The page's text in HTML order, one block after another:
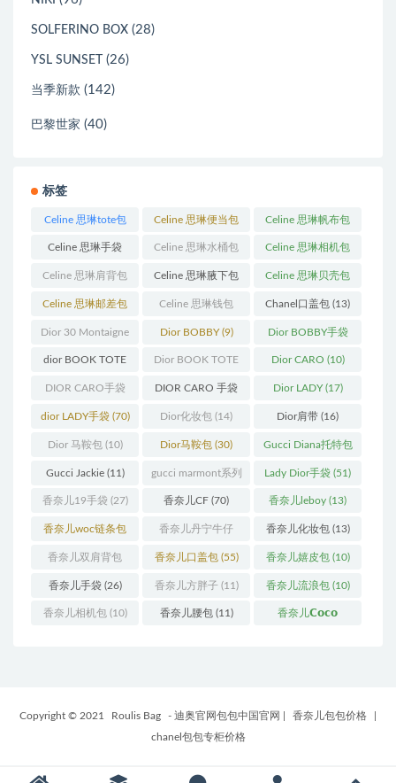
SOLFERINO BOX (28)
YSL SUNSET (26)
当季新款 (142)
巴黎世家 (40)
标签
Celine 思琳tote包
(23)
Celine 思琳便当包
(14)
Celine 思琳帆布包
(18)
Celine 思琳手袋
(250)
Celine 思琳水桶包
(55)
Celine 思琳相机包
(11)
Celine 思琳肩背包
(12)
Celine 思琳腋下包
(10)
Celine 思琳贝壳包
(12)
Celine 思琳邮差包
(13)
Celine 思琳钱包
(10)
Chanel口盖包 (13)
Dior 30 Montaigne
蒙田(31)
Dior BOBBY(9) Dior BOBBY手袋
(26)
dior BOOK TOTE
(12)
Dior BOOK TOTE
手袋(163)
Dior CARO (10)
DIOR CARO手袋
(11)
DIOR CARO 手袋
(31)
Dior LADY(17)
dior LADY手袋(70) Dior化妆包 (14) Dior肩带 (16)
Dior 马鞍包(10) Dior马鞍包 (30) Gucci Diana托特包
(11)
Gucci Jackie(11) gucci marmont系列
(19)
Lady Dior手袋 (51)
香奈儿19手袋 (27) 香奈儿CF (70) 香奈儿leboy (13)
香奈儿woc链条包
(11)
香奈儿丹宁牛仔
(12)
香奈儿化妆包(13)
香奈儿双肩背包
(13)
香奈儿口盖包(55) 香奈儿嬉皮包(10)
香奈儿手袋(26) 香奈儿方胖子(11) 香奈儿流浪包(10)
香奈儿相机包(10) 香奈儿腰包(11) 香奈儿𝗖𝗼𝗰𝗼
Copyright © 2021 Roulis Bag - 迪奥官网包包中国官网 香奈儿包包价格
chanel包包专柜价格